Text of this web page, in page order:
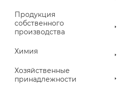
Продукция
собственного
производства
Химия
Хозяйственные
принадлежности